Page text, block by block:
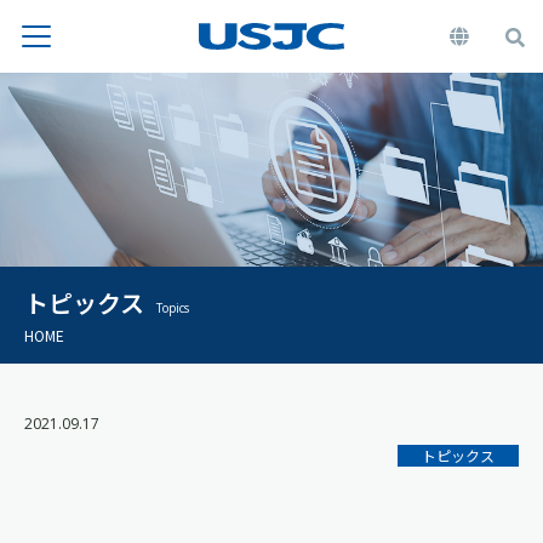
トピックス Topics
HOME
2021.09.17
トピックス